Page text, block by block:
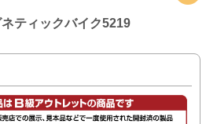
ネティックバイク5219